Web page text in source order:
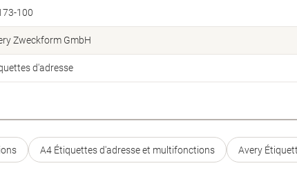
100
Zweckform GmbH
d'adresse
A4 Étiquettes d'adresse et multifonctions Avery